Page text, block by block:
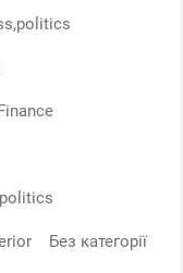
Без категорії